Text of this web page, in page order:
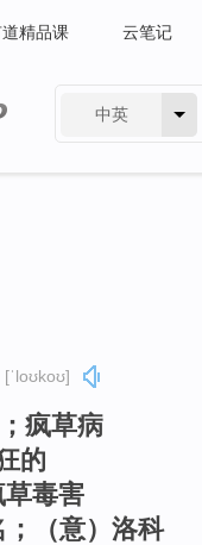
精品课 云笔记
中英
[ˈloʊkoʊ]
疯草病
的
毒害
（意）洛科